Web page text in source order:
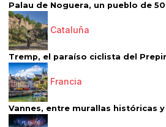
Palau de Noguera, un pueblo de
Cataluña
Tremp, el paraíso ciclista del
Francia
Vannes, entre murallas históricas